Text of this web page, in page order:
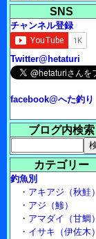
SNS
チャンネル登録
Twitter@hetaturi
facebook@へた釣り
ブログ内検索
カテゴリー
釣魚別
・ アキアジ（秋鮭）
・ アジ（鯵）
・ アマダイ（甘鯛）
・ イサキ（伊佐木）